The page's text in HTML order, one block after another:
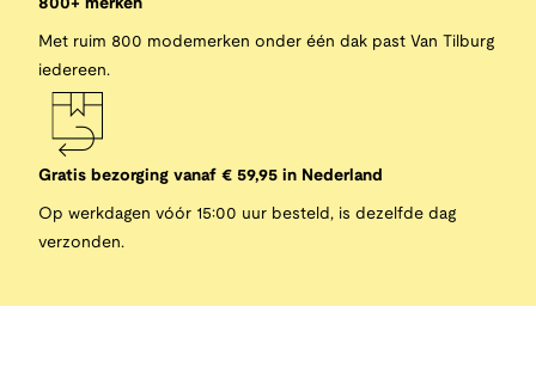
800+ merken
Met ruim 800 modemerken onder één dak past Van Tilburg
iedereen.
Gratis bezorging vanaf € 59,95 in Nederland
Op werkdagen vóór 15:00 uur besteld, is dezelfde dag
verzonden.